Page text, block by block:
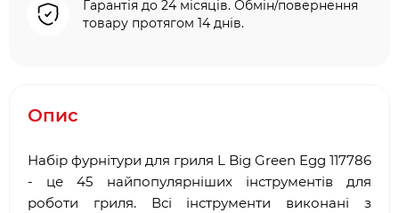
Гарантія до 24 місяців. Обмін/повернення
товару протягом 14 днів.
Опис
Набір фурнітури для гриля L Big Green Egg 117786
- це 45 найпопулярніших інструментів для
роботи гриля. Всі інструменти виконані з